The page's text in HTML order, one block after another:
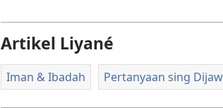
Artikel Liyané
Iman & Ibadah Pertanyaan sing